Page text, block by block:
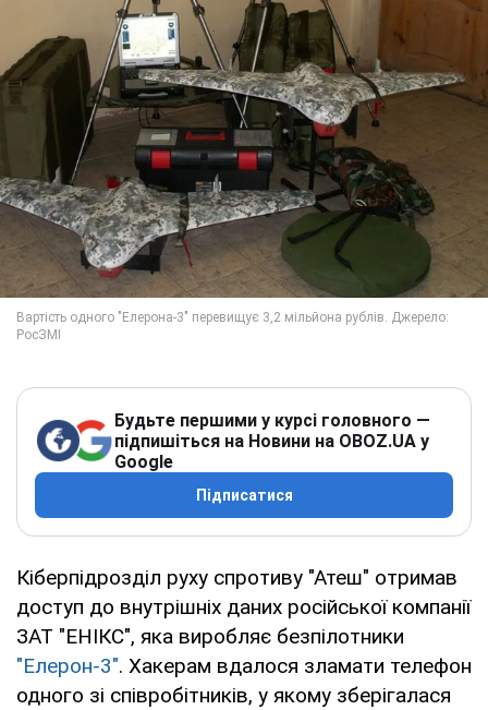
Будьте першими у курсі головного —
підпишіться на Новини на OBOZ.UA у
Google
Підписатися
Кіберпідрозділ руху спротиву "Атеш" отримав
доступ до внутрішніх даних російської компанії
ЗАТ "ЕНІКС", яка виробляє безпілотники
"Елерон-3". Хакерам вдалося зламати телефон
одного зі співробітників, у якому зберігалася